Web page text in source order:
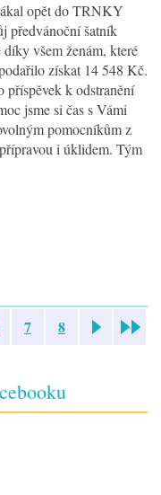
opět do TRNKY
předvánoční šatník
všem ženám, které
získat 14 548 Kč.
k odstranění
jsme si čas s Vámi
pomocníkům z
i úklidem. Tým
7 8